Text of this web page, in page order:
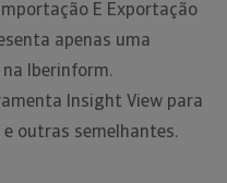
E Exportação
apenas uma
Iberinform.
Insight View para
outras semelhantes.